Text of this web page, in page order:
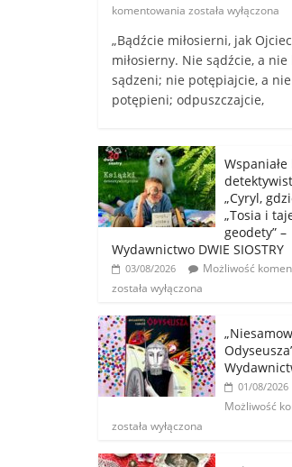
komentowania została wyłączona
„Bądźcie miłosierni, jak
miłosierny. Nie sądźcie, a
sądzeni; nie potępiajcie, a
potępieni; odpuszczajcie,
Wspaniałe
„Cyryl,
„Tosia i
geodety” –
Wydawnictwo DWIE SIOSTRY
03/08/2026
Możliwość
została wyłączona
01/08/2026
Możliwość
została wyłączona